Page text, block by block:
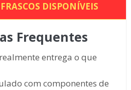
FRASCOS DISPONÍVEIS
Frequentes
entrega o que
com componentes de